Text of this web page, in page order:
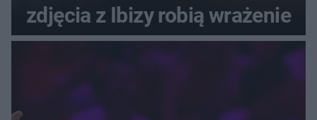
zdjęcia z Ibizy robią wrażenie